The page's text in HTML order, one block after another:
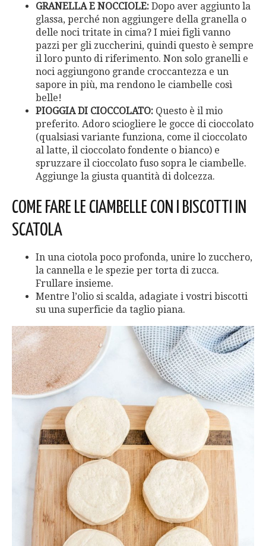
GRANELLA E NOCCIOLE: Dopo aver aggiunto la
glassa, perché non aggiungere della granella o
delle noci tritate in cima? I miei figli vanno
pazzi per gli zuccherini, quindi questo è sempre
il loro punto di riferimento. Non solo granelli e
noci aggiungono grande croccantezza e un
sapore in più, ma rendono le ciambelle così
belle!
PIOGGIA DI CIOCCOLATO: Questo è il mio
preferito. Adoro sciogliere le gocce di cioccolato
(qualsiasi variante funziona, come il cioccolato
al latte, il cioccolato fondente o bianco) e
spruzzare il cioccolato fuso sopra le ciambelle.
Aggiunge la giusta quantità di dolcezza.
COME FARE LE CIAMBELLE CON I BISCOTTI IN
SCATOLA
In una ciotola poco profonda, unire lo zucchero,
la cannella e le spezie per torta di zucca.
Frullare insieme.
Mentre l’olio si scalda, adagiate i vostri biscotti
su una superficie da taglio piana.